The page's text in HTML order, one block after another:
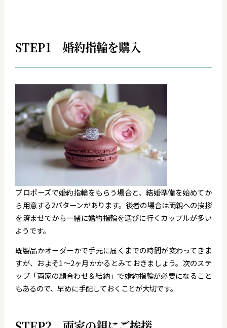
STEP1 婚約指輪を購入
プロポーズで婚約指輪をもらう場合と、結婚準備を始めてか
ら用意する2パターンがあります。後者の場合は両親への挨拶
を済ませてから一緒に婚約指輪を選びに行くカップルが多い
ようです。
既製品かオーダーかで手元に届くまでの時間が変わってきま
すが、およそ1～2ヶ月かかるとみておきましょう。次のステ
ップ「両家の顔合わせ＆結納」で婚約指輪が必要になること
もあるので、早めに手配しておくことが大切です。